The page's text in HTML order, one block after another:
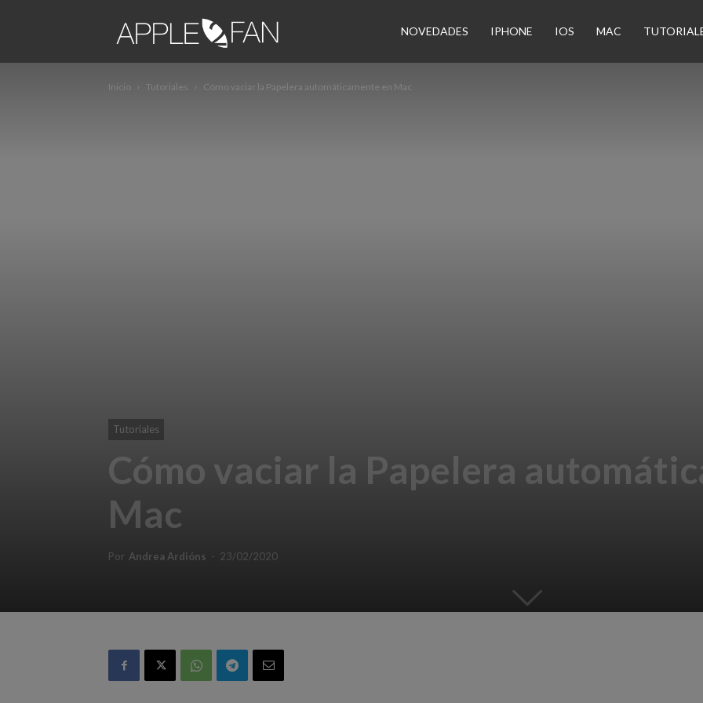
NOVEDADES IPHONE IOS MAC
Inicio Tutoriales Cómo vaciar la Papelera automáticamente en Mac
Tutoriales
Cómo vaciar la Papelera
Mac
Por Andrea Ardións - 23/02/2020